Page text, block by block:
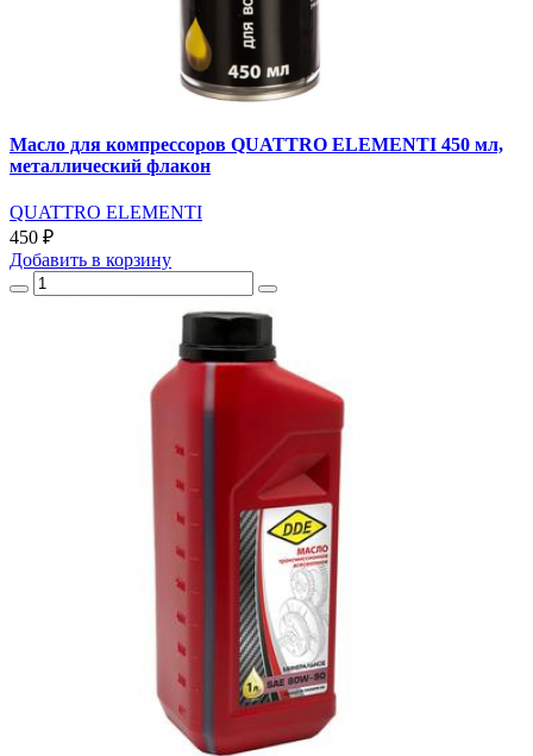
Масло для компрессоров QUATTRO ELEMENTI 450 мл,
металлический флакон
QUATTRO ELEMENTI
450 ₽
Добавить в корзину